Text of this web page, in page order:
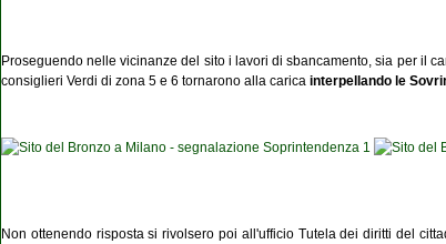
Proseguendo nelle vicinanze del sito i lavori di sbancamento, sia per il
consiglieri Verdi di zona 5 e 6 tornarono alla carica interpellando le
Non ottenendo risposta si rivolsero poi all'ufficio Tutela dei diritti del